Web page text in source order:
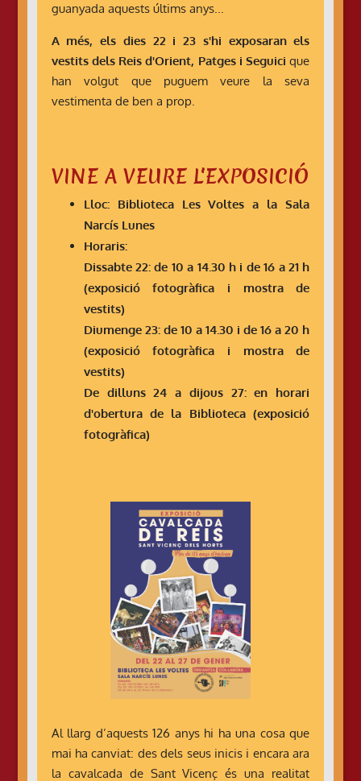
guanyada aquests últims anys...
A més, els dies 22 i 23 s'hi exposaran els
vestits dels Reis d'Orient, Patges i Seguici que
han volgut que puguem veure la seva
vestimenta de ben a prop.
VINE A VEURE L'EXPOSICIÓ
Lloc: Biblioteca Les Voltes a la Sala
Narcís Lunes
Horaris:
Dissabte 22: de 10 a 14.30 h i de 16 a 21 h
(exposició fotogràfica i mostra de
vestits)
Diumenge 23: de 10 a 14.30 i de 16 a 20 h
(exposició fotogràfica i mostra de
vestits)
De dilluns 24 a dijous 27: en horari
d'obertura de la Biblioteca (exposició
fotogràfica)
Al llarg d’aquests 126 anys hi ha una cosa que
mai ha canviat: des dels seus inicis i encara ara
la cavalcada de Sant Vicenç és una realitat